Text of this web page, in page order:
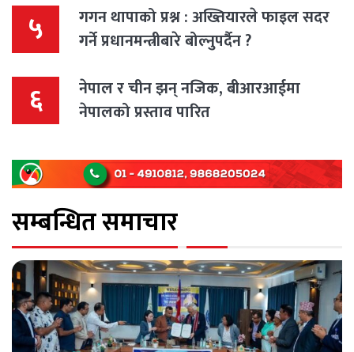
५
गगन थापाको प्रश्न : अख्तियारले फाइल सदर
गर्ने प्रधानमन्त्रीबारे बोल्नुपर्दैन ?
६
नेपाल र चीन झन् नजिक, बीआरआईमा
नेपालको प्रस्ताव पारित
सम्बन्धित समाचार